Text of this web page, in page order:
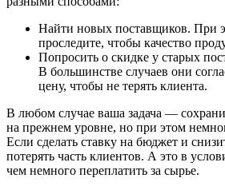
Найти новых поставщиков. При
проследите, чтобы качество
Попросить о скидке у старых
В большинстве случаев они
цену, чтобы не терять клиента.
В любом случае ваша задача —
на прежнем уровне, но при этом
Если сделать ставку на бюджет и
потерять часть клиентов. А это в
чем немного переплатить за сырье.